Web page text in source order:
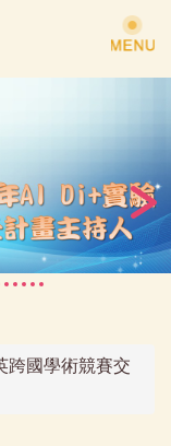
跨國學術競賽交